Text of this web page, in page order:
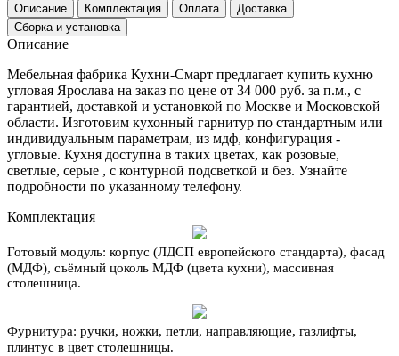
Описание Комплектация Оплата
Доставка
Сборка и установка
Описание
Мебельная фабрика Кухни-Смарт предлагает купить кухню
угловая Ярослава на заказ по цене от 34 000 руб. за п.м., с
гарантией, доставкой и установкой по Москве и Московской
области. Изготовим кухонный гарнитур по стандартным или
индивидуальным параметрам, из мдф, конфигурация -
угловые. Кухня доступна в таких цветах, как розовые,
светлые, серые , с контурной подсветкой и без. Узнайте
подробности по указанному телефону.
Комплектация
Готовый модуль: корпус (ЛДСП европейского стандарта), фасад
(МДФ), съёмный цоколь МДФ (цвета кухни), массивная
столешница.
Фурнитура: ручки, ножки, петли, направляющие, газлифты,
плинтус в цвет столешницы.